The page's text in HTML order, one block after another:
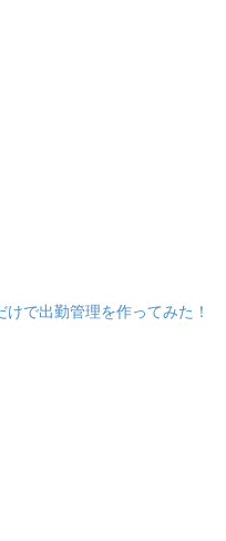
で出勤管理を作ってみた！